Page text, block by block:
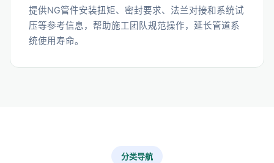
提供NG管件安装扭矩、密封要求、法兰对接和系统试
压等参考信息，帮助施工团队规范操作，延长管道系
统使用寿命。
分类导航